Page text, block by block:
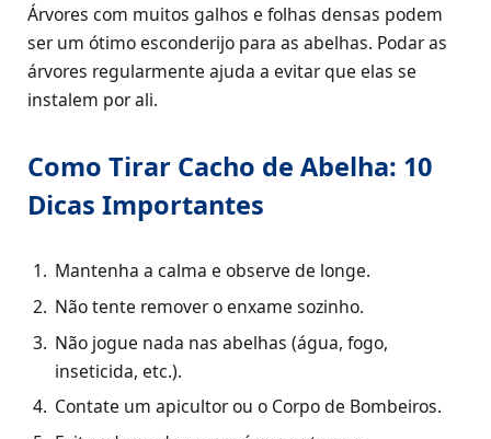
Árvores com muitos galhos e folhas densas podem
ser um ótimo esconderijo para as abelhas. Podar as
árvores regularmente ajuda a evitar que elas se
instalem por ali.
Como Tirar Cacho de Abelha: 10
Dicas Importantes
Mantenha a calma e observe de longe.
Não tente remover o enxame sozinho.
Não jogue nada nas abelhas (água, fogo,
inseticida, etc.).
Contate um apicultor ou o Corpo de Bombeiros.